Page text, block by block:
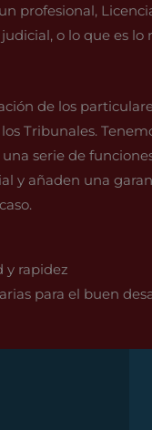
profesional,
o lo que es lo
de los
Tribunales.
serie de
y añaden una
y rapidez
para el buen